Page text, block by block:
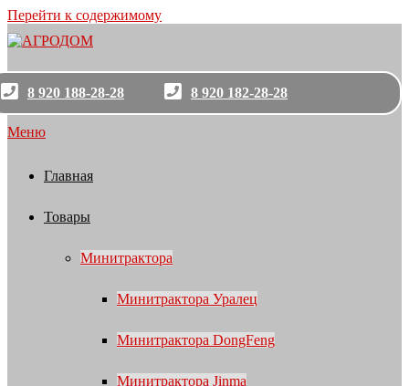
Перейти к содержимому
8 920 188-28-28 8 920 182-28-28
Меню
Главная
Товары
Минитрактора
Минитрактора Уралец
Минитрактора DongFeng
Минитрактора Jinma